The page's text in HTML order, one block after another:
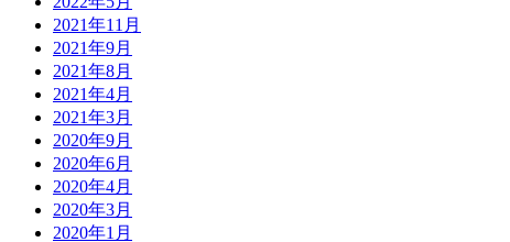
2021年11月
2021年9月
2021年8月
2021年4月
2021年3月
2020年9月
2020年6月
2020年4月
2020年3月
2020年1月